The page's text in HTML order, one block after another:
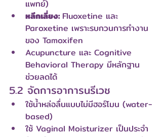
แพทย์)
หลีกเลี่ยง: Fluoxetine และ
Paroxetine เพราะรบกวนการทำงาน
ของ Tamoxifen
Acupuncture และ Cognitive
Behavioral Therapy มีหลักฐาน
ช่วยลดได้
5.2 จัดการอาการนรีเวช
ใช้น้ำหล่อลื่นแบบไม่มีฮอร์โมน (water-
based)
ใช้ Vaginal Moisturizer เป็นประจำ